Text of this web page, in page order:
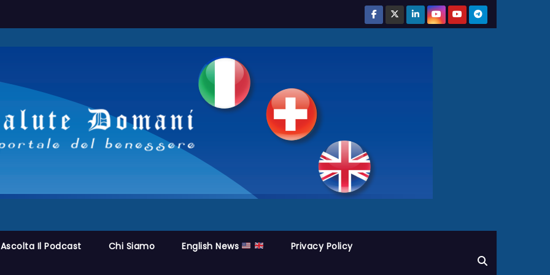
Ascolta Il Podcast Chi Siamo English News Privacy Policy